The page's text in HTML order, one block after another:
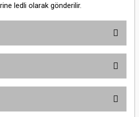
ledli olarak gönderilir.